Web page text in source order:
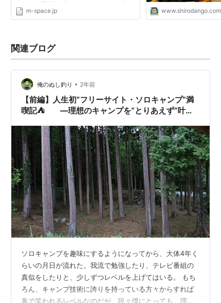
とを深く感謝申し上げます。 モバスペブック
はこちら Sorry,This service has ended .
m-space.jp www.shirodango.com
関連ブログ
俺のぬし釣り • 2年前
【前編】人生初”フリーサイト・ソロキャンプ”満
喫記⛺ ―理想のキャンプを”とりあえず”叶え
ソロキャンプを趣味にするようになってから、大体4年く
らいの月日が流れた。我流で勉強したり、テレビ番組の
真似をしたりと、少しずつレベルを上げてはいる。 もち
ろん、キャンプ技術に誇りを持っている方々からすれば
鼻で笑われるレベルなのだが、段々僕にとっても、理想